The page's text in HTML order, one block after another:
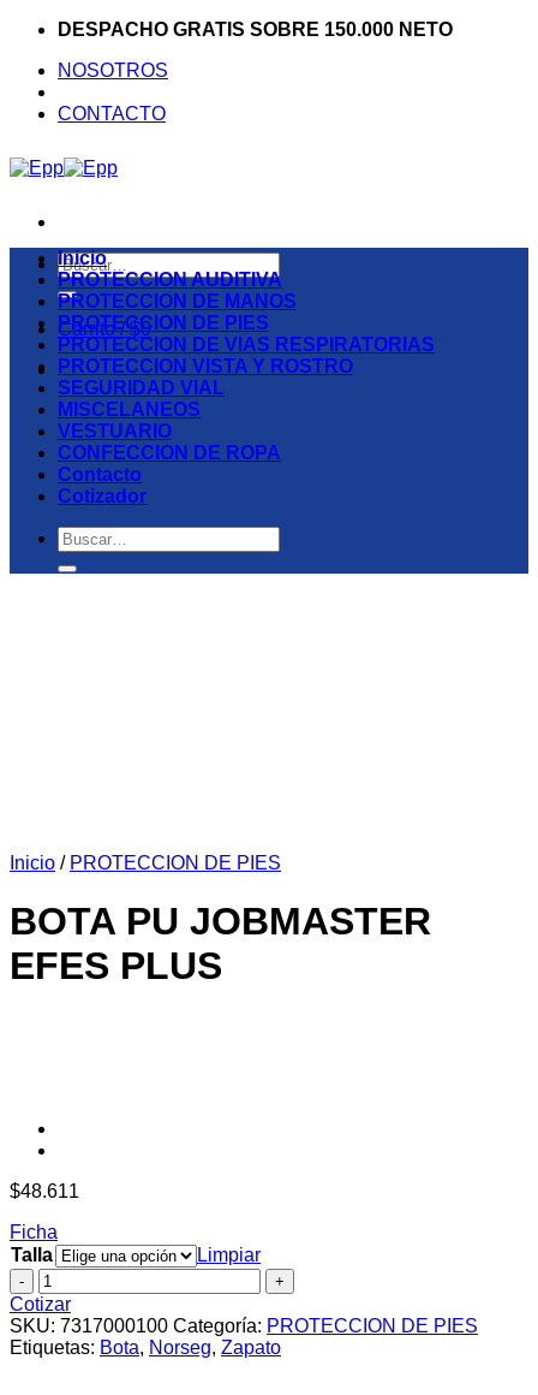
Saltar
contenido
DESPACHO GRATIS SOBRE 150.000 NETO
NOSOTROS
CONTACTO
Buscar
por:
Carrito /$0
Inicio
PROTECCION AUDITIVA
PROTECCION DE MANOS
PROTECCION DE PIES
PROTECCION DE VIAS RESPIRATORIAS
PROTECCION VISTA Y ROSTRO
SEGURIDAD VIAL
MISCELANEOS
VESTUARIO
CONFECCION DE ROPA
Contacto
Cotizador
Buscar
por:
Inicio / PROTECCION DE PIES
BOTA PU JOBMASTER
EFES PLUS
$48.611
Ficha
Talla
Limpiar
BOTA
PU
JOBMASTER
EFES
PLUS
Cotizar
SKU: 7317000100 Categoría: PROTECCION DE PIES
Etiquetas: Bota, Norseg, Zapato